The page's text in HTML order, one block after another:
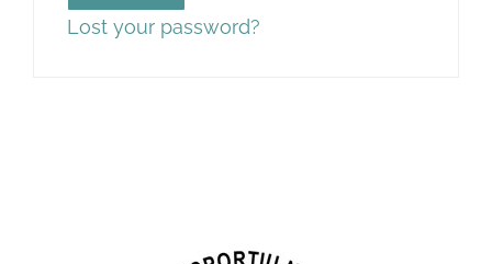
Lost your password?